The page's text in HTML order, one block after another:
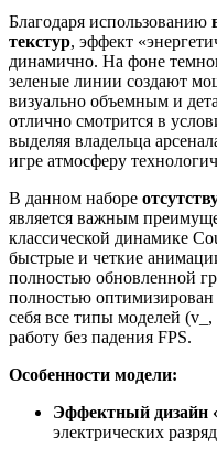
Благодаря использованию
текстур, эффект
динамично. На фоне
зеленые линии создают
визуально объемным и
отлично смотрится в
выделяя владельца
игре атмосферу
В данном наборе
является важным
классической динамике
быстрые и четкие
полностью обновленной
полностью
себя все типы моделей
работу без падения FPS.
Особенности модели:
Эффектный дизайн
электрических